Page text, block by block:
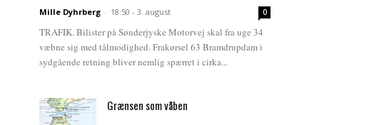
Mille Dyhrberg - 18:50 - 3. august 0
TRAFIK. Bilister på Sønderjyske Motorvej skal fra uge 34
væbne sig med tålmodighed. Frakørsel 63 Bramdrupdam i
sydgående retning bliver nemlig spærret i cirka...
Grænsen som våben